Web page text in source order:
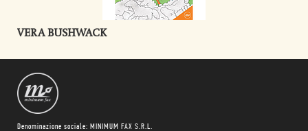
VERA BUSHWACK
Denominazione sociale: MINIMUM FAX S.R.L.